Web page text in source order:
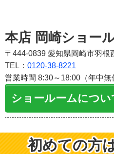
本店 岡崎ショー
〒444-0839 愛知県岡崎市羽根
TEL： 0120-38-8221
営業時間 8:30～18:00（年中無
ショールームにつ
初めての方